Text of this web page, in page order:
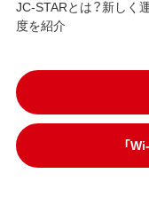
JC-STARとは？新しく
度を紹介
「